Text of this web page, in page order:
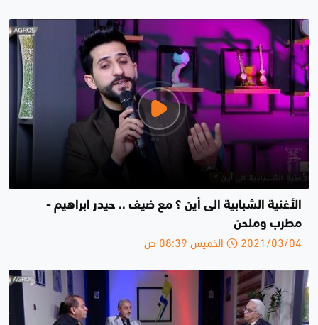
الأغنية الشبابية الى أين ؟ مع ضيف .. حيدر ابراهيم -
مطرب وملحن
2021/03/04 الخميس 08:39 ص